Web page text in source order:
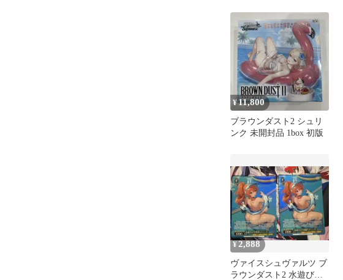
¥11,800
ブラウンダスト2 シュリ
ンク 未開封品 1box 初版
¥2,888
ヴァイスシュヴァルツ ブ
ラウンダスト2 水遊びの